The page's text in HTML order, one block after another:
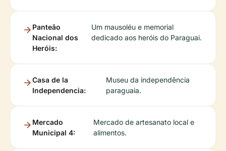
Panteão
Nacional dos
Heróis:
Um mausoléu e memorial
dedicado aos heróis do Paraguai.
Casa de la
Independencia:
Museu da independência
paraguaia.
Mercado
Municipal 4:
Mercado de artesanato local e
alimentos.